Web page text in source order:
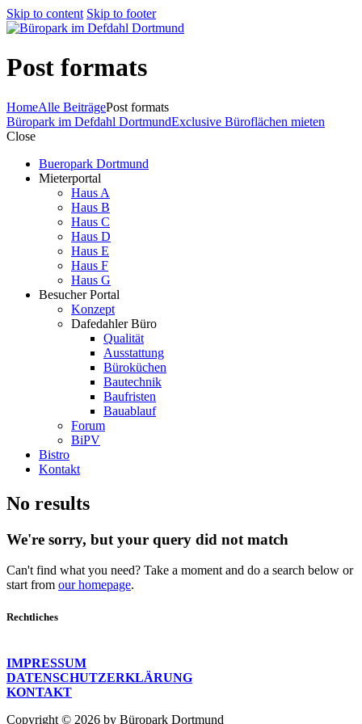
Skip to content Skip to footer
Post formats
HomeAlle BeiträgePost formats
Büropark im Defdahl DortmundExclusive Büroflächen mieten
Close
Bueropark Dortmund
Mieterportal
Haus A
Haus B
Haus C
Haus D
Haus E
Haus F
Haus G
Besucher Portal
Konzept
Dafedahler Büro
Qualität
Ausstattung
Büroküchen
Bautechnik
Baufristen
Bauablauf
Forum
BiPV
Bistro
Kontakt
No results
We're sorry, but your query did not match
Can't find what you need? Take a moment and do a search below or
start from our homepage.
Rechtliches
IMPRESSUM
DATENSCHUTZERKLÄRUNG
KONTAKT
Copyright © 2026 by Büropark Dortmund